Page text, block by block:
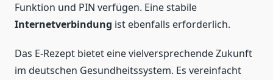
Funktion und PIN verfügen. Eine stabile
Internetverbindung ist ebenfalls erforderlich.
Das E-Rezept bietet eine vielversprechende Zukunft
im deutschen Gesundheitssystem. Es vereinfacht